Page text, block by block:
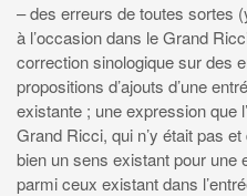
– des erreurs de toutes sortes
à l’occasion dans le Grand
correction sinologique sur des
propositions d’ajouts d’une
existante ; une expression que
Grand Ricci, qui n’y était pas
bien un sens existant pour une
parmi ceux existant dans